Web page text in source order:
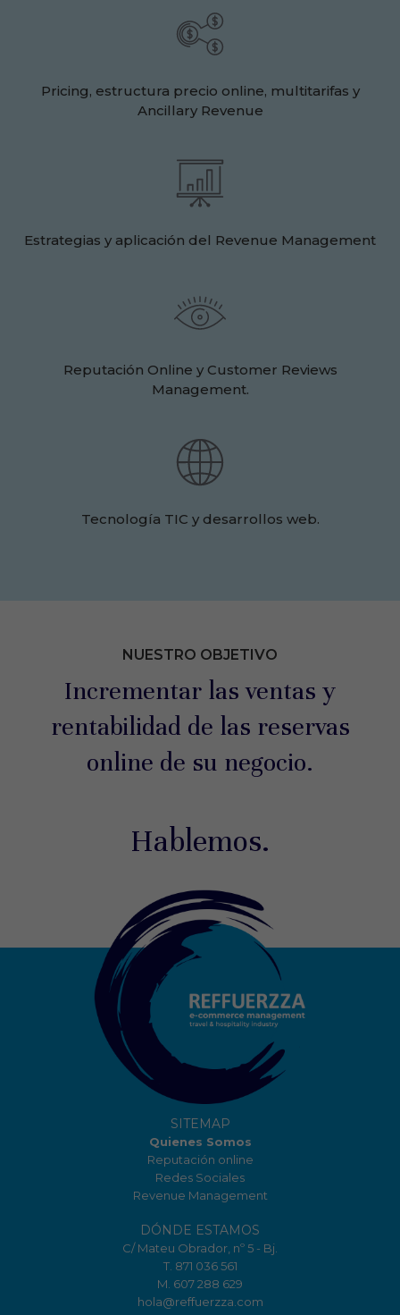
Pricing, estructura precio online, multitarifas y
Ancillary Revenue
Estrategias y aplicación del Revenue Management
Reputación Online y Customer Reviews
Management.
Tecnología TIC y desarrollos web.
NUESTRO OBJETIVO
Incrementar las ventas y
rentabilidad de las reservas
online de su negocio.
Hablemos.
SITEMAP
Quienes Somos
Reputación online
Redes Sociales
Revenue Management
DÓNDE ESTAMOS
C/ Mateu Obrador, nº 5 - Bj.
T. 871 036 561
M. 607 288 629
hola@reffuerzza.com